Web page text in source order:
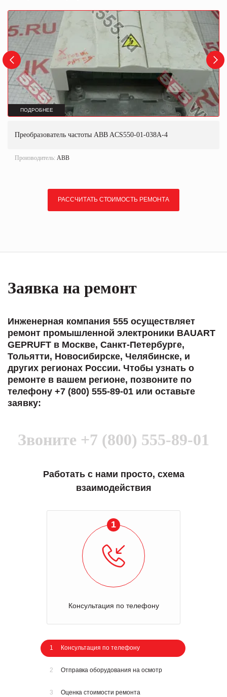
ПОДРОБНЕЕ
Преобразователь частоты ABB ACS550-01-038A-4
Производитель: ABB
РАССЧИТАТЬ СТОИМОСТЬ РЕМОНТА
Заявка на ремонт
Инженерная компания 555 осуществляет
ремонт промышленной электроники BAUART
GEPRUFT в Москве, Санкт-Петербурге,
Тольятти, Новосибирске, Челябинске, и
других регионах России. Чтобы узнать о
ремонте в вашем регионе, позвоните по
телефону +7 (800) 555-89-01 или оставьте
заявку:
Звоните +7 (800) 555-89-01
Работать с нами просто, схема
взаимодействия
1
Консультация по телефону
1 Консультация по телефону
2 Отправка оборудования на осмотр
3 Оценка стоимости ремонта